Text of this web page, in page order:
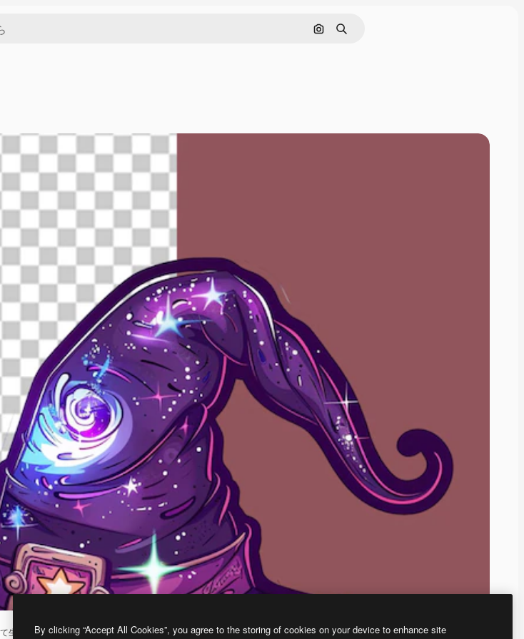
画像で検索
検索
生成されたものです。 AI画像生成ツールを使うと、あなた独自の画像を作成できます。
By clicking “Accept All Cookies”, you agree to the storing of cookies on your device to enhance site